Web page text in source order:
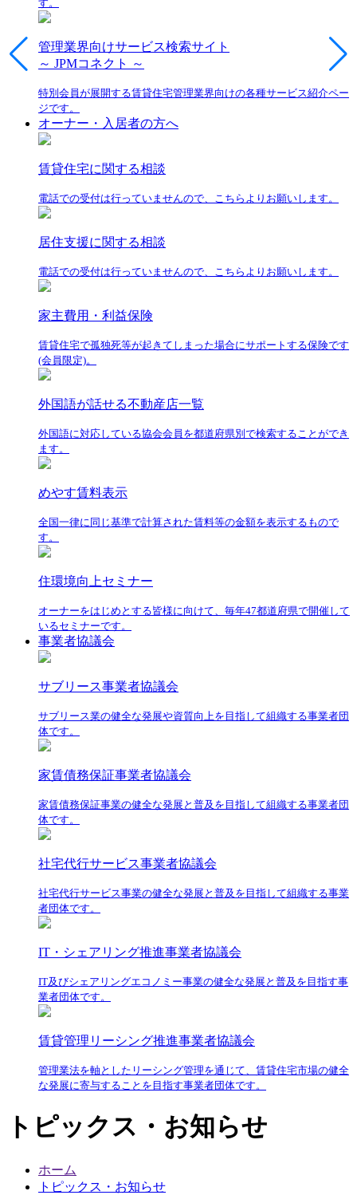
す。
管理業界向けサービス検索サイト
～ JPMコネクト ～
特別会員が展開する賃貸住宅管理業界向けの各種サービス紹介ペー
ジです。
オーナー・入居者の方へ
賃貸住宅に関する相談
電話での受付は行っていませんので、こちらよりお願いします。
居住支援に関する相談
電話での受付は行っていませんので、こちらよりお願いします。
家主費用・利益保険
賃貸住宅で孤独死等が起きてしまった場合にサポートする保険です
(会員限定)。
外国語が話せる不動産店一覧
外国語に対応している協会会員を都道府県別で検索することができ
ます。
めやす賃料表示
全国一律に同じ基準で計算された賃料等の金額を表示するもので
す。
住環境向上セミナー
オーナーをはじめとする皆様に向けて、毎年47都道府県で開催して
いるセミナーです。
事業者協議会
サブリース事業者協議会
サブリース業の健全な発展や資質向上を目指して組織する事業者団
体です。
家賃債務保証事業者協議会
家賃債務保証事業の健全な発展と普及を目指して組織する事業者団
体です。
社宅代行サービス事業者協議会
社宅代行サービス事業の健全な発展と普及を目指して組織する事業
者団体です。
IT・シェアリング推進事業者協議会
IT及びシェアリングエコノミー事業の健全な発展と普及を目指す事
業者団体です。
賃貸管理リーシング推進事業者協議会
管理業法を軸としたリーシング管理を通じて、賃貸住宅市場の健全
な発展に寄与することを目指す事業者団体です。
トピックス・お知らせ
ホーム
トピックス・お知らせ